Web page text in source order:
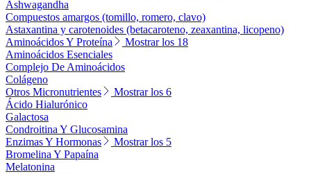
Ashwagandha
Compuestos amargos (tomillo, romero, clavo)
Astaxantina y carotenoides (betacaroteno, zeaxantina, licopeno)
Aminoácidos Y Proteína
Mostrar los 18
Aminoácidos Esenciales
Complejo De Aminoácidos
Colágeno
Otros Micronutrientes
Mostrar los 6
Ácido Hialurónico
Galactosa
Condroitina Y Glucosamina
Enzimas Y Hormonas
Mostrar los 5
Bromelina Y Papaína
Melatonina